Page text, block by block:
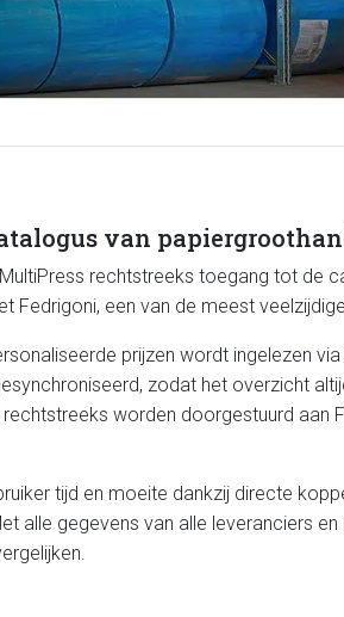
van
rechtstreeks toegang tot de
Fedrigoni, een van de meest
prijzen wordt ingelezen
zodat het overzicht
worden doorgestuurd aan
tijd en moeite dankzij directe
alle gegevens van alle leveranciers